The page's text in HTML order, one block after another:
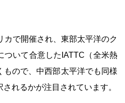
カで開催され、東部太平洋のク
ついて合意したIATTC（全米熱
もので、中西部太平洋でも同様
れるかが注目されています。